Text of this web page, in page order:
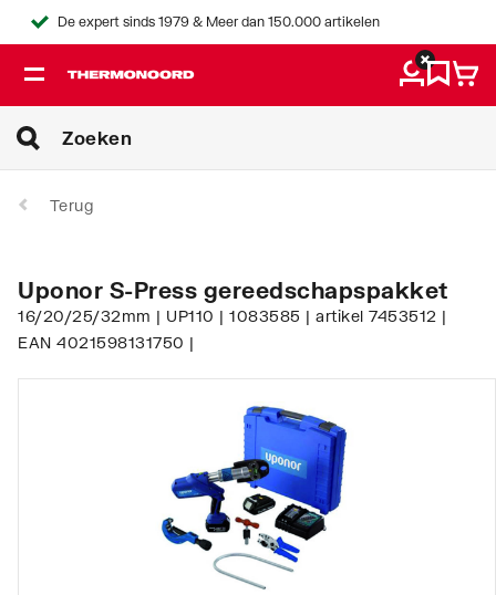
De expert sinds 1979 & Meer dan 150.000 artikelen
Terug
Uponor S-Press gereedschapspakket
16/20/25/32mm | UP110 | 1083585 | artikel 7453512 |
EAN 4021598131750 |